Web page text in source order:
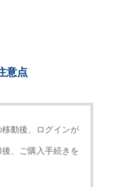
意点
動後、ログインが
、ご購入手続きを